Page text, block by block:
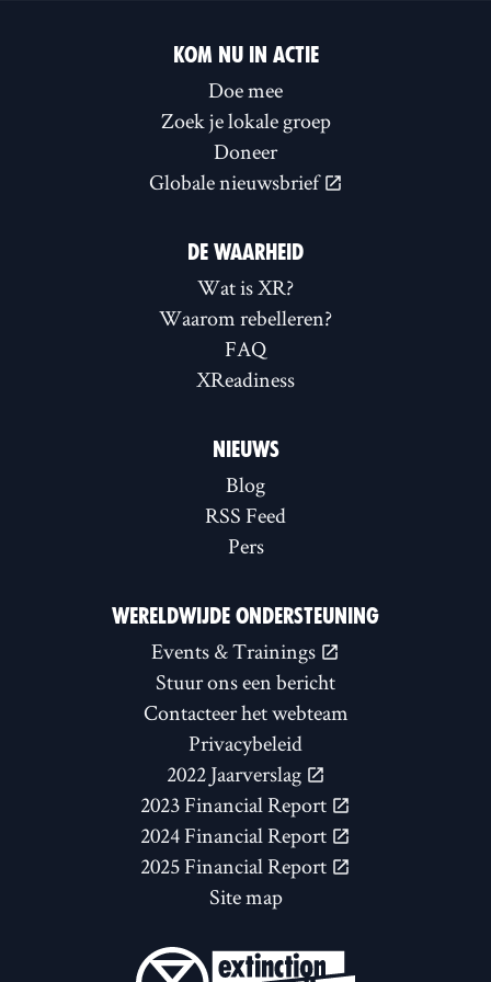
KOM NU IN ACTIE
Doe mee
Zoek je lokale groep
Doneer
Globale nieuwsbrief
DE WAARHEID
Wat is XR?
Waarom rebelleren?
FAQ
XReadiness
NIEUWS
Blog
RSS Feed
Pers
WERELDWIJDE ONDERSTEUNING
Events & Trainings
Stuur ons een bericht
Contacteer het webteam
Privacybeleid
2022 Jaarverslag
2023 Financial Report
2024 Financial Report
2025 Financial Report
Site map